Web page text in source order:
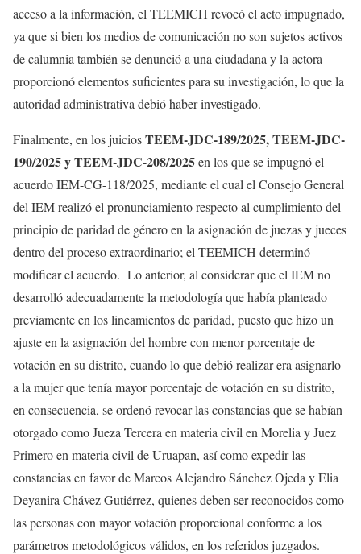
acceso a la información, el TEEMICH revocó el acto impugnado,
ya que si bien los medios de comunicación no son sujetos activos
de calumnia también se denunció a una ciudadana y la actora
proporcionó elementos suficientes para su investigación, lo que la
autoridad administrativa debió haber investigado.
Finalmente, en los juiciosTEEM-JDC-189/2025, TEEM-JDC-
190/2025 y TEEM-JDC-208/2025en los que se impugnó el
acuerdo IEM-CG-118/2025, mediante el cual el Consejo General
del IEM realizó el pronunciamiento respecto al cumplimiento del
principio de paridad de género en la asignación de juezas y jueces
dentro del proceso extraordinario; el TEEMICH determinó
modificar el acuerdo. Lo anterior, al considerar que el IEM no
desarrolló adecuadamente la metodología que había planteado
previamente en los lineamientos de paridad, puesto que hizo un
ajuste en la asignación del hombre con menor porcentaje de
votación en su distrito, cuando lo que debió realizar era asignarlo
a la mujer que tenía mayor porcentaje de votación en su distrito,
en consecuencia, se ordenó revocar las constancias que se habían
otorgado como Jueza Tercera en materia civil en Morelia y Juez
Primero en materia civil de Uruapan, así como expedir las
constancias en favor de Marcos Alejandro Sánchez Ojeda y Elia
Deyanira Chávez Gutiérrez, quienes deben ser reconocidos como
las personas con mayor votación proporcional conforme a los
parámetros metodológicos válidos, en los referidos juzgados.